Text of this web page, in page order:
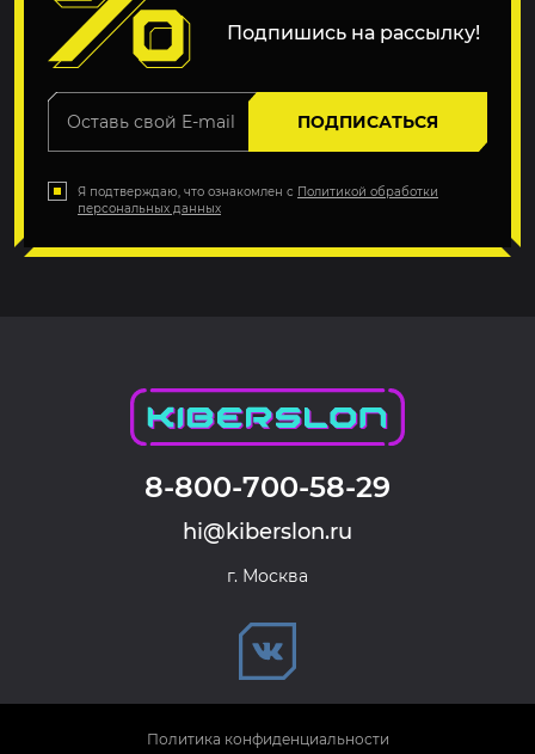
Подпишись на рассылку!
ПОДПИСАТЬСЯ
Я подтверждаю, что ознакомлен с Политикой обработки
персональных данных
8-800-700-58-29
hi@kiberslon.ru
г. Москва
Политика конфиденциальности